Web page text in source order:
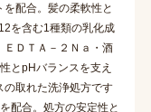
配合。髪の柔軟性と
を含む1種類の乳化成
ＥＤＴＡ－２Ｎａ・酒
とpHバランスを支え
の取れた洗浄処方です
配合。処方の安定性と